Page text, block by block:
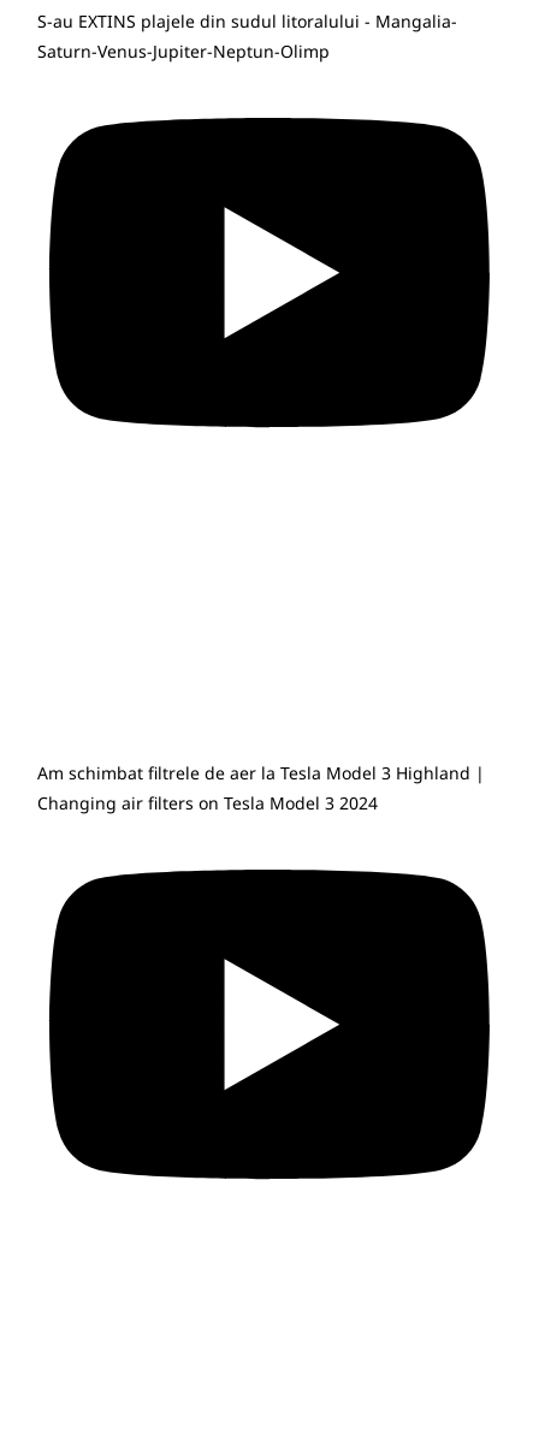
S-au EXTINS plajele din sudul litoralului - Mangalia-
Saturn-Venus-Jupiter-Neptun-Olimp
Am schimbat filtrele de aer la Tesla Model 3 Highland |
Changing air filters on Tesla Model 3 2024